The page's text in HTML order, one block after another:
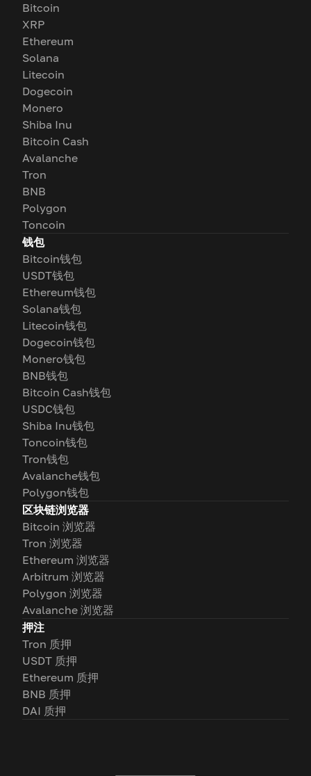
Bitcoin
XRP
Ethereum
Solana
Litecoin
Dogecoin
Monero
Shiba Inu
Bitcoin Cash
Avalanche
Tron
BNB
Polygon
Toncoin
钱包
Bitcoin钱包
USDT钱包
Ethereum钱包
Solana钱包
Litecoin钱包
Dogecoin钱包
Monero钱包
BNB钱包
Bitcoin Cash钱包
USDC钱包
Shiba Inu钱包
Toncoin钱包
Tron钱包
Avalanche钱包
Polygon钱包
区块链浏览器
Bitcoin 浏览器
Tron 浏览器
Ethereum 浏览器
Arbitrum 浏览器
Polygon 浏览器
Avalanche 浏览器
押注
Tron 质押
USDT 质押
Ethereum 质押
BNB 质押
DAI 质押